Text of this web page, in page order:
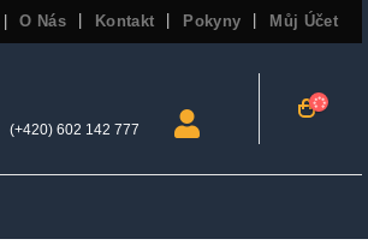
O Nás Kontakt Pokyny Můj Účet
(+420) 602 142 777